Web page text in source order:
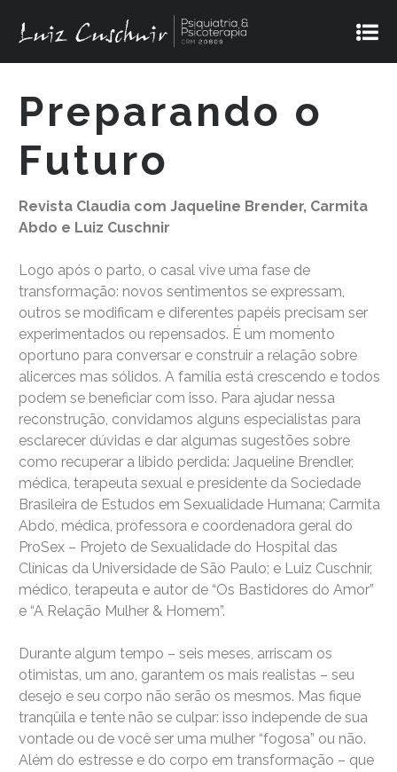
Preparando o
Futuro
Revista Claudia com Jaqueline Brender, Carmita
Abdo e Luiz Cuschnir
Logo após o parto, o casal vive uma fase de
transformação: novos sentimentos se expressam,
outros se modificam e diferentes papéis precisam ser
experimentados ou repensados. É um momento
oportuno para conversar e construir a relação sobre
alicerces mas sólidos. A família está crescendo e todos
podem se beneficiar com isso. Para ajudar nessa
reconstrução, convidamos alguns especialistas para
esclarecer dúvidas e dar algumas sugestões sobre
como recuperar a libido perdida: Jaqueline Brendler,
médica, terapeuta sexual e presidente da Sociedade
Brasileira de Estudos em Sexualidade Humana; Carmita
Abdo, médica, professora e coordenadora geral do
ProSex – Projeto de Sexualidade do Hospital das
Clínicas da Universidade de São Paulo; e Luiz Cuschnir,
médico, terapeuta e autor de “Os Bastidores do Amor”
e “A Relação Mulher & Homem”.
Durante algum tempo – seis meses, arriscam os
otimistas, um ano, garantem os mais realistas – seu
desejo e seu corpo não serão os mesmos. Mas fique
tranqüila e tente não se culpar: isso independe de sua
vontade ou de você ser uma mulher “fogosa” ou não.
Além do estresse e do corpo em transformação – que